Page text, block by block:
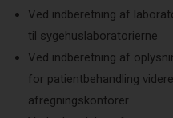
Ved indberetning af
til sygehuslaboratorierne
Ved indberetning af
for patientbehandling
afregningskontorer